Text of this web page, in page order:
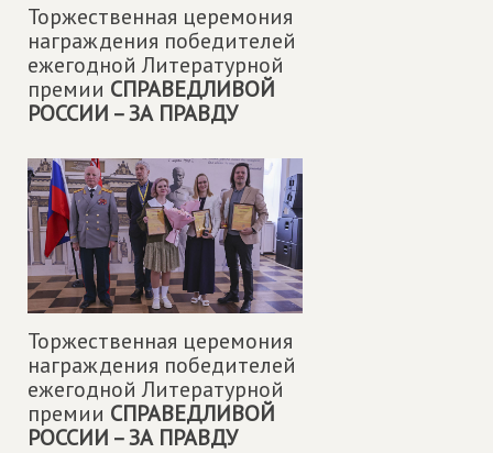
Торжественная церемония
награждения победителей
ежегодной Литературной
премии СПРАВЕДЛИВОЙ
РОССИИ – ЗА ПРАВДУ
Торжественная церемония
награждения победителей
ежегодной Литературной
премии СПРАВЕДЛИВОЙ
РОССИИ – ЗА ПРАВДУ